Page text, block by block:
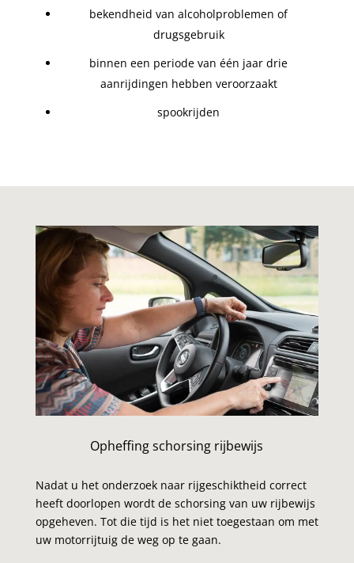
bekendheid van alcoholproblemen of
drugsgebruik
binnen een periode van één jaar drie
aanrijdingen hebben veroorzaakt
spookrijden
Opheffing schorsing rijbewijs
Nadat u het onderzoek naar rijgeschiktheid correct
heeft doorlopen wordt de schorsing van uw rijbewijs
opgeheven. Tot die tijd is het niet toegestaan om met
uw motorrijtuig de weg op te gaan.